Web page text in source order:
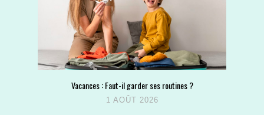
Vacances : Faut-il garder ses routines ?
1 AOÛT 2026